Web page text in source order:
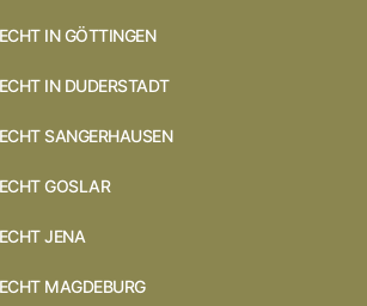
IN GÖTTINGEN
IN DUDERSTADT
SANGERHAUSEN
GOSLAR
JENA
MAGDEBURG